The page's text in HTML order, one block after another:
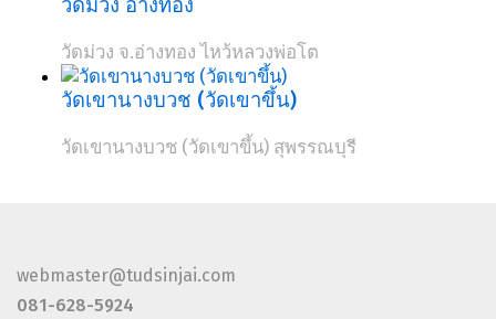
วัดม่วง อ่างทอง
วัดม่วง จ.อ่างทอง ไหว้หลวงพ่อโต
วัดเขานางบวช (วัดเขาขึ้น)
วัดเขานางบวช (วัดเขาขึ้น) สุพรรณบุรี
webmaster@tudsinjai.com
081-628-5924